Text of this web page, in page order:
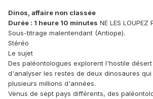
Dinos, affaire non classée
Durée : 1 heure 10 minutes NE LES LOUPEZ
Sous-titrage malentendant (Antiope).
Stéréo
Le sujet
Des paléontologues explorent l'hostile
d'analyser les restes de deux dinosaures
plusieurs millions d'années.
Venus de sept pays différents, des